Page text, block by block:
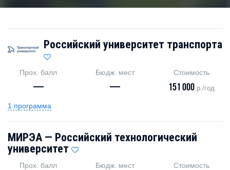
Российский университет транспорта
Прох. балл
—
Бюдж. мест
—
Стоимость
151 000 р./год
1 программа
МИРЭА — Российский технологический
университет
Прох. балл Бюдж. мест Стоимость